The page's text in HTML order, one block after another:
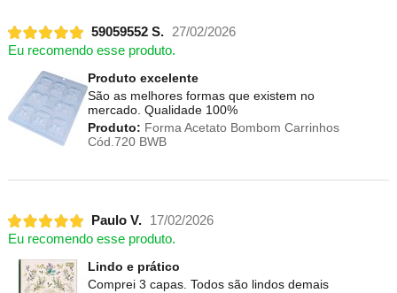
59059552 S.
27/02/2026
Eu recomendo esse produto.
Produto excelente
São as melhores formas que existem no
mercado. Qualidade 100%
Produto: Forma Acetato Bombom Carrinhos
Cód.720 BWB
Paulo V.
17/02/2026
Eu recomendo esse produto.
Lindo e prático
Comprei 3 capas. Todos são lindos demais